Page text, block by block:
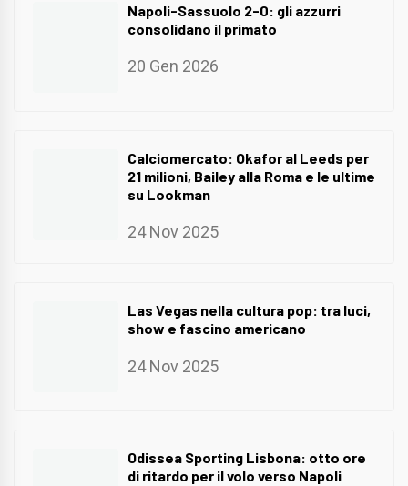
Napoli-Sassuolo 2-0: gli azzurri
consolidano il primato
20 Gen 2026
Calciomercato: Okafor al Leeds per
21 milioni, Bailey alla Roma e le ultime
su Lookman
24 Nov 2025
Las Vegas nella cultura pop: tra luci,
show e fascino americano
24 Nov 2025
Odissea Sporting Lisbona: otto ore
di ritardo per il volo verso Napoli